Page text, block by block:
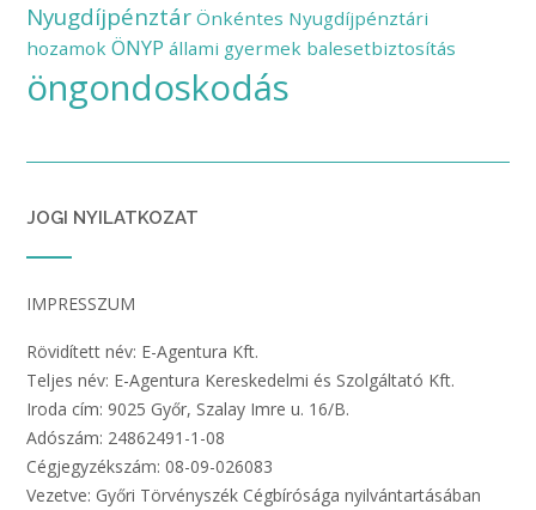
Nyugdíjpénztár Önkéntes Nyugdíjpénztári
hozamok ÖNYP állami gyermek balesetbiztosítás
öngondoskodás
JOGI NYILATKOZAT
IMPRESSZUM
Rövidített név: E-Agentura Kft.
Teljes név: E-Agentura Kereskedelmi és Szolgáltató Kft.
Iroda cím: 9025 Győr, Szalay Imre u. 16/B.
Adószám: 24862491-1-08
Cégjegyzékszám: 08-09-026083
Vezetve: Győri Törvényszék Cégbírósága nyilvántartásában